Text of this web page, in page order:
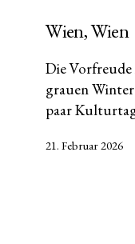
Wien, Wien
Die
grauen
paar
Veröffentlicht
21. Februar 2026